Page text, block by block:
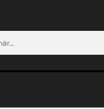
Ctek Pro